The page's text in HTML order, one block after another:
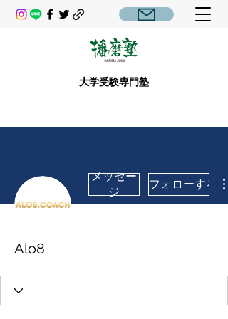
大学受験専門塾
メッセー
ジ
フォローする
Alo8